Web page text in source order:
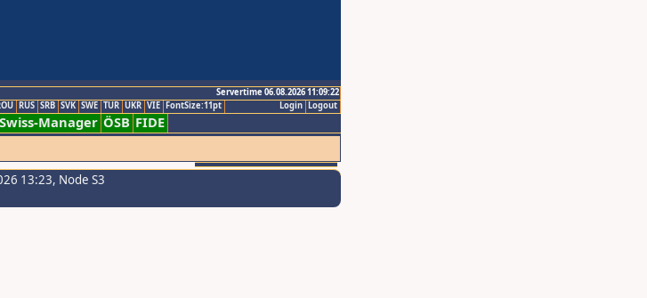
Servertime 06.08.2026 11:09:22
Logout
Login
RUS SRB SVK SWE TUR UKR VIE FontSize:11pt
Swiss-Manager ÖSB FIDE
13:23, Node S3